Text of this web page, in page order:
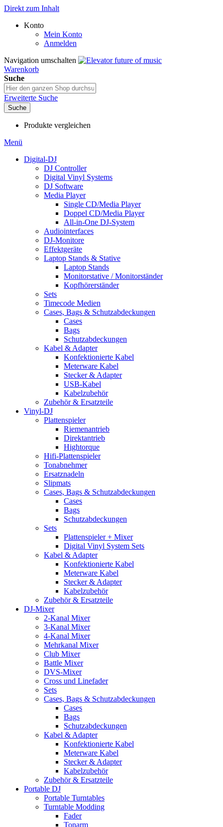
Direkt zum Inhalt
Konto
Mein Konto
Anmelden
Navigation umschalten
Warenkorb
Suche
Erweiterte Suche
Suche
Produkte vergleichen
Menü
Digital-DJ
DJ Controller
Digital Vinyl Systems
DJ Software
Media Player
Single CD/Media Player
Doppel CD/Media Player
All-in-One DJ-System
Audiointerfaces
DJ-Monitore
Effektgeräte
Laptop Stands & Stative
Laptop Stands
Monitorstative / Monitorständer
Kopfhörerständer
Sets
Timecode Medien
Cases, Bags & Schutzabdeckungen
Cases
Bags
Schutzabdeckungen
Kabel & Adapter
Konfektionierte Kabel
Meterware Kabel
Stecker & Adapter
USB-Kabel
Kabelzubehör
Zubehör & Ersatzteile
Vinyl-DJ
Plattenspieler
Riemenantrieb
Direktantrieb
Hightorque
Hifi-Plattenspieler
Tonabnehmer
Ersatznadeln
Slipmats
Cases, Bags & Schutzabdeckungen
Cases
Bags
Schutzabdeckungen
Sets
Plattenspieler + Mixer
Digital Vinyl System Sets
Kabel & Adapter
Konfektionierte Kabel
Meterware Kabel
Stecker & Adapter
Kabelzubehör
Zubehör & Ersatzteile
DJ-Mixer
2-Kanal Mixer
3-Kanal Mixer
4-Kanal Mixer
Mehrkanal Mixer
Club Mixer
Battle Mixer
DVS-Mixer
Cross und Linefader
Sets
Cases, Bags & Schutzabdeckungen
Cases
Bags
Schutzabdeckungen
Kabel & Adapter
Konfektionierte Kabel
Meterware Kabel
Stecker & Adapter
Kabelzubehör
Zubehör & Ersatzteile
Portable DJ
Portable Turntables
Turntable Modding
Fader
Tonarm